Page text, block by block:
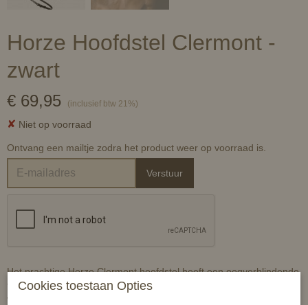
Horze Hoofdstel Clermont -
zwart
€ 69,95 (inclusief btw 21%)
✘ Niet op voorraad
Ontvang een mailtje zodra het product weer op voorraad is.
Verstuur
Het prachtige Horze Clermont hoofdstel heeft een oogverblindende
frontriem met een rij grote geschakelde kristallen in een zachte U-
vorm die de natuurlijke, prachtige vorm van het hoofd van je paard
Cookies toestaan Opties